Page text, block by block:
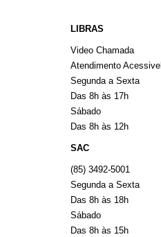
LIBRAS
Video Chamada
Atendimento Acessivel
Segunda a Sexta
Das 8h às 17h
Sábado
Das 8h às 12h
SAC
(85) 3492-5001
Segunda a Sexta
Das 8h às 18h
Sábado
Das 8h às 15h